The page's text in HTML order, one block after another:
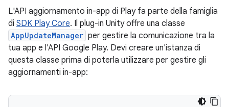
L'API aggiornamento in-app di Play fa parte della famiglia
di SDK Play Core. Il plug-in Unity offre una classe
AppUpdateManager per gestire la comunicazione tra la
tua app e l'API Google Play. Devi creare un'istanza di
questa classe prima di poterla utilizzare per gestire gli
aggiornamenti in-app: